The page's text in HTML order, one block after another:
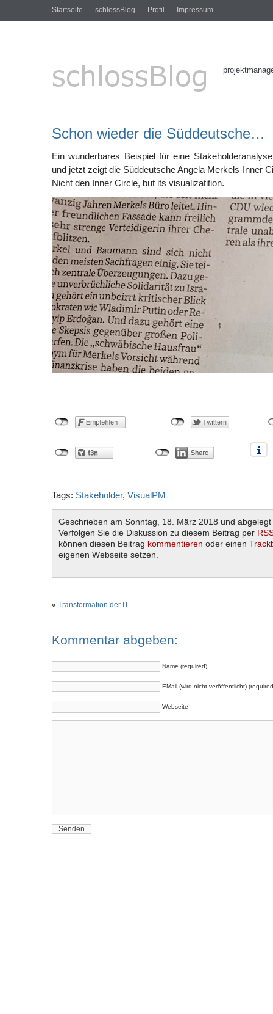
Startseite schlossBlog Profil Impressum
Schon wieder die Süddeutsche…
Ein wunderbares Beispiel für eine
und jetzt zeigt die Süddeutsche Angela Merkels Inner
Nicht den Inner Circle, but its visualizatition.
Tags: Stakeholder, VisualPM
Geschrieben am Sonntag, 18. März 2018 und
Verfolgen Sie die Diskussion zu diesem Beitrag per
können diesen Beitrag kommentieren oder einen
eigenen Webseite setzen.
« Transformation der IT
Kommentar abgeben:
Name (required)
EMail (wird nicht veröffentlicht)
Webseite